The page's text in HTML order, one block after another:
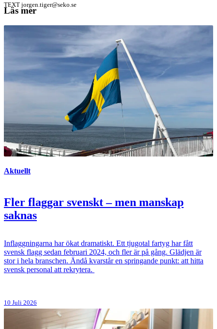
TEXT jorgen.tiger@seko.se
Läs mer
Aktuellt
Fler flaggar svenskt – men manskap
saknas
Inflaggningarna har ökat dramatiskt. Ett tjugotal fartyg har fått
svensk flagg sedan februari 2024, och fler är på gång. Glädjen är
stor i hela branschen. Ändå kvarstår en springande punkt: att hitta
svensk personal att rekrytera.
10 Juli 2026